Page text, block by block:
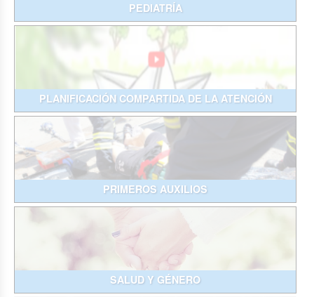
PEDIATRÍA
PLANIFICACIÓN COMPARTIDA DE LA ATENCIÓN
PRIMEROS AUXILIOS
SALUD Y GÉNERO